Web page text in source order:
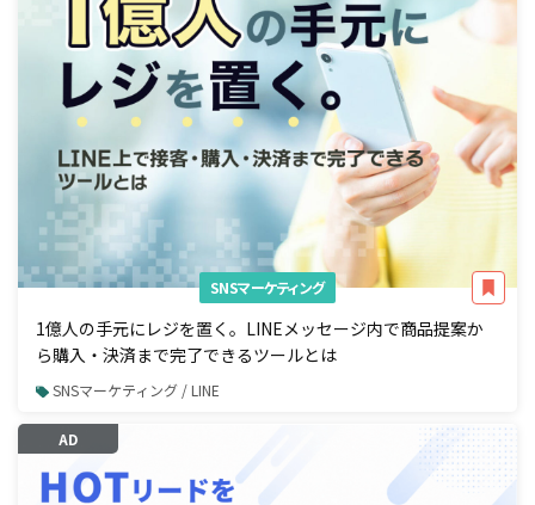
SNSマーケティング
1億人の手元にレジを置く。LINEメッセージ内で商品提案か
ら購入・決済まで完了できるツールとは
SNSマーケティング / LINE
AD